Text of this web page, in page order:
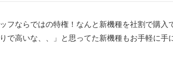
フならではの特権！なんと新機種を社割で購入
りで高いな、、」と思ってた新機種もお手軽に